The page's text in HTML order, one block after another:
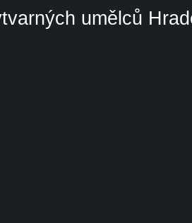
umělců